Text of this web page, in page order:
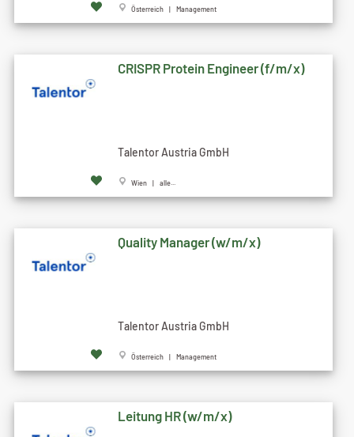
Österreich | Management
CRISPR Protein Engineer (f/m/x)
Talentor Austria GmbH
Wien | alle...
Quality Manager (w/m/x)
Talentor Austria GmbH
Österreich | Management
Leitung HR (w/m/x)